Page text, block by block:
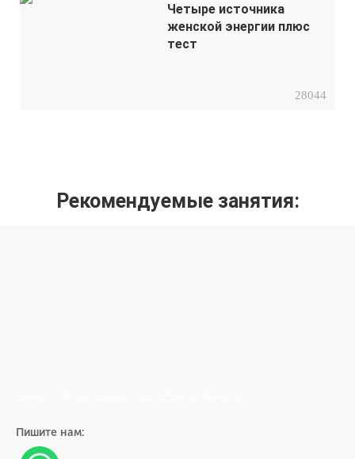
Пишите нам:
Четыре источника
женской энергии плюс
тест
28044
Рекомендуемые занятия: